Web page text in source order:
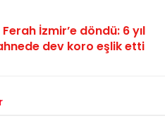
İzmir’e döndü: 6 yıl
dev koro eşlik etti